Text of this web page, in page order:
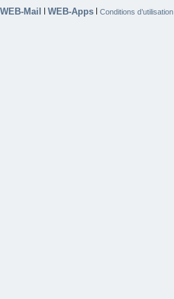
WEB-Mail | WEB-Apps | Conditions d’utilisation